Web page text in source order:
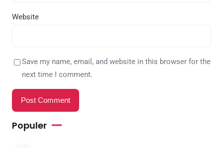
Website
Save my name, email, and website in this browser for the
next time I comment.
Populer